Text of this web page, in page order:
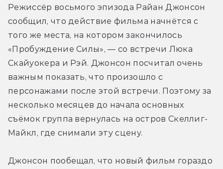
Режиссёр восьмого эпизода Райан Джонсон
сообщил, что действие фильма начнётся с
того же места, на котором закончилось
«Пробуждение Силы», — со встречи Люка
Скайуокера и Рэй. Джонсон посчитал очень
важным показать, что произошло с
персонажами после этой встречи. Поэтому за
несколько месяцев до начала основных
съёмок группа вернулась на остров Скеллиг-
Майкл, где снимали эту сцену.
Джонсон пообещал, что новый фильм гораздо